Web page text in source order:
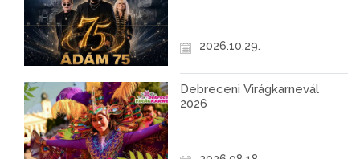
2026.10.29.
Debreceni Virágkarnevál
2026